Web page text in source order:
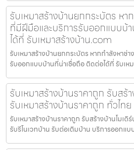
รับเหมาสร้างบ้านยกกระบัตร หา
ที่มีฝีมือและบริการรับออกแบบบ้
ได้ที่ รับเหมาสร้างบ้าน.com
รับเหมาสร้างบ้านยกกระบัตร หากกำลังหาช่
รับออกแบบบ้านที่น่าเชื่อถือ ติดต่อได้ที่ รับเห
รับเหมาสร้างบ้านราคาถูก รับส
รับเหมาสร้างบ้านราคาถูก ทั่วไทย
รับเหมาสร้างบ้านราคาถูก รับสร้างบ้านโมเดิ
รับรีโนเวทบ้าน รับต่อเติมบ้าน บริการออกแบ